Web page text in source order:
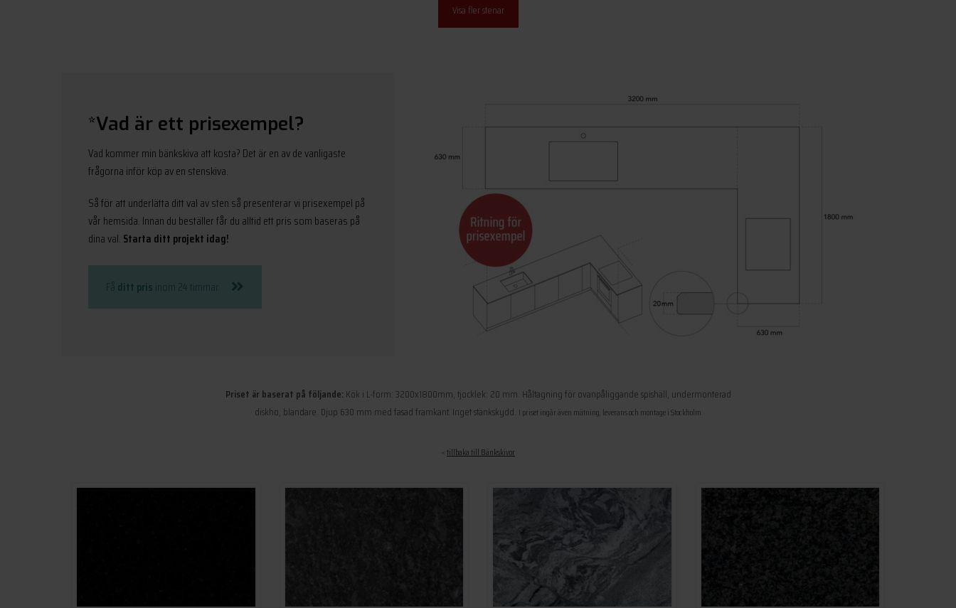
Visa fler stenar
*Vad är ett prisexempel?
Vad kommer min bänkskiva att kosta? Det är en av de vanligaste
frågorna inför köp av en stenskiva.
Så för att underlätta ditt val av sten så presenterar vi prisexempel på
vår hemsida. Innan du beställer får du alltid ett pris som baseras på
dina val. Starta ditt projekt idag!
Få ditt pris inom 24 timmar
Priset är baserat på följande: Kök i L-form: 3200x1800mm, tjocklek: 20 mm. Håltagning för ovanpåliggande spishäll, undermonterad
diskho, blandare. Djup 630 mm med fasad framkant. Inget stänkskydd. I priset ingår även mätning, leverans och montage i Stockholm
<tillbaka till Bänkskivor